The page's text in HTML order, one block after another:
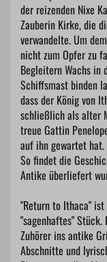
der reizenden Nixe
Zauberin Kirke, die
verwandelte. Um
nicht zum Opfer zu
Begleitern Wachs in
Schiffsmast binden
dass der König von
schließlich als alter
treue Gattin
auf ihn gewartet hat.
So findet die
Antike überliefert
"Return to Ithaca"
"sagenhaftes" Stück.
Zuhörer ins antike
Abschnitte und